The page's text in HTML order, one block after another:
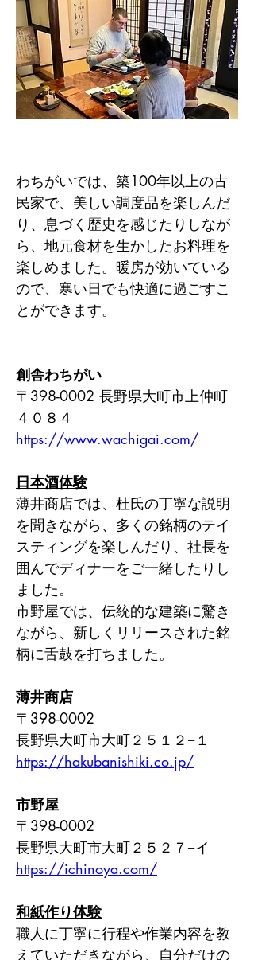
わちがいでは、築100年以上の古
民家で、美しい調度品を楽しんだ
り、息づく歴史を感じたりしなが
ら、地元食材を生かしたお料理を
楽しめました。暖房が効いている
ので、寒い日でも快適に過ごすこ
とができます。
創舎わちがい
〒398-0002 長野県大町市上仲町
４０８４
https://www.wachigai.com/
日本酒体験
薄井商店では、杜氏の丁寧な説明
を聞きながら、多くの銘柄のテイ
スティングを楽しんだり、社長を
囲んでディナーをご一緒したりし
ました。
市野屋では、伝統的な建築に驚き
ながら、新しくリリースされた銘
柄に舌鼓を打ちました。
薄井商店
〒398-0002
長野県大町市大町２５１２−１
https://hakubanishiki.co.jp/
市野屋
〒398-0002
長野県大町市大町２５２７−イ
https://ichinoya.com/
和紙作り体験
職人に丁寧に行程や作業内容を教
えていただきながら、自分だけの